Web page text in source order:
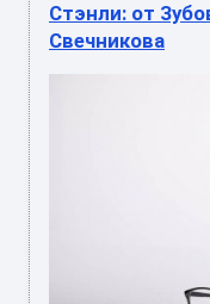
Стэнли: от
Свечникова